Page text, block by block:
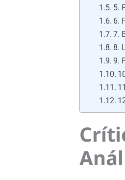
5.
6.
7.
8.
9.